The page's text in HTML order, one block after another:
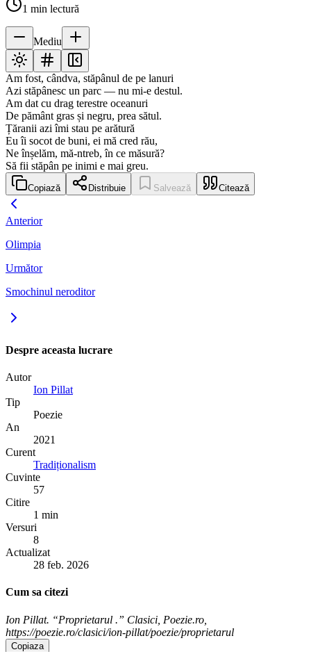
1 min lectură
Mediu
Am fost, cândva, stăpânul de pe lanuri
Azi stăpânesc un parc — nu mi-e destul.
Am dat cu drag terestre oceanuri
De pământ gras și negru, prea sătul.
Țăranii azi îmi stau pe arătură
Eu îi socot de buni, ei mă cred rău,
Ne înșelăm, mă-ntreb, în ce măsură?
Să fii stăpân pe inimi e mai greu.
Copiază Distribuie Salvează Citează
Anterior
Olimpia
Următor
Smochinul neroditor
Despre aceasta lucrare
Autor
Ion Pillat
Tip
Poezie
An
2021
Curent
Tradiționalism
Cuvinte
57
Citire
1 min
Versuri
8
Actualizat
28 feb. 2026
Cum sa citezi
Ion Pillat. “Proprietarul .” Clasici, Poezie.ro,
https://poezie.ro/clasici/ion-pillat/poezie/proprietarul
Copiaza